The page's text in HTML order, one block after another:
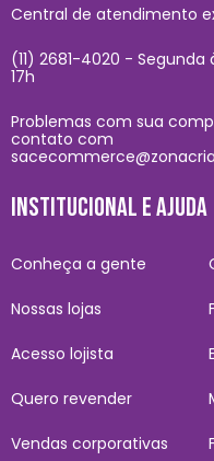
Central de atendimento
(11) 2681-4020 -
17h
Problemas com sua
contato com
INSTITUCIONAL E AJUDA
Conheça a gente
Nossas lojas
Acesso lojista
Quero revender
Vendas corporativas